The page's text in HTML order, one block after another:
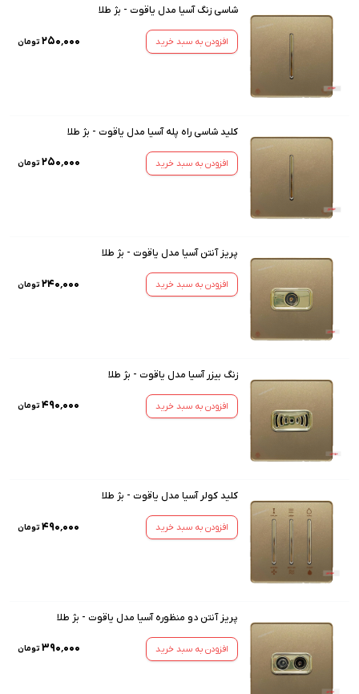
شاسی زنگ آسیا مدل یاقوت - بژ طلا
افزودن به سبد خرید ۲۵۰٬۰۰۰ تومان
کلید شاسی راه پله آسیا مدل یاقوت - بژ طلا
افزودن به سبد خرید ۲۵۰٬۰۰۰ تومان
پریز آنتن آسیا مدل یاقوت - بژ طلا
افزودن به سبد خرید ۲۴۰٬۰۰۰ تومان
زنگ بیزر آسیا مدل یاقوت - بژ طلا
افزودن به سبد خرید ۴۹۰٬۰۰۰ تومان
کلید کولر آسیا مدل یاقوت - بژ طلا
افزودن به سبد خرید ۴۹۰٬۰۰۰ تومان
پریز آنتن دو منظوره آسیا مدل یاقوت - بژ طلا
افزودن به سبد خرید ۳۹۰٬۰۰۰ تومان